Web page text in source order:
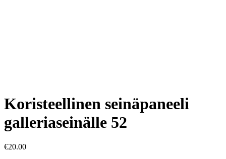
Koristeellinen seinäpaneeli
galleriaseinälle 52
€20.00